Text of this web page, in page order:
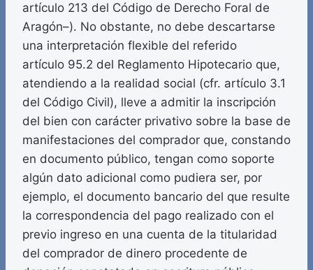
artículo 213 del Código de Derecho Foral de
Aragón–). No obstante, no debe descartarse
una interpretación flexible del referido
artículo 95.2 del Reglamento Hipotecario que,
atendiendo a la realidad social (cfr. artículo 3.1
del Código Civil), lleve a admitir la inscripción
del bien con carácter privativo sobre la base de
manifestaciones del comprador que, constando
en documento público, tengan como soporte
algún dato adicional como pudiera ser, por
ejemplo, el documento bancario del que resulte
la correspondencia del pago realizado con el
previo ingreso en una cuenta de la titularidad
del comprador de dinero procedente de